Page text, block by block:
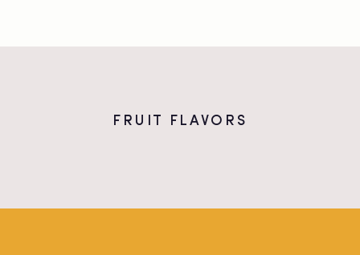
FRUIT FLAVORS